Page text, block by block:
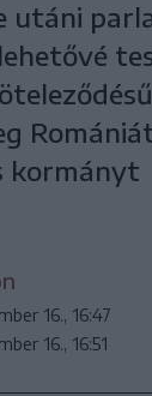
utáni
kormányt
16., 16:47
16., 16:51